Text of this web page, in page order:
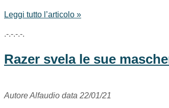
Leggi tutto l’articolo »
.-.-.-.-.
Razer svela le sue
Autore Alfaudio data 22/01/21